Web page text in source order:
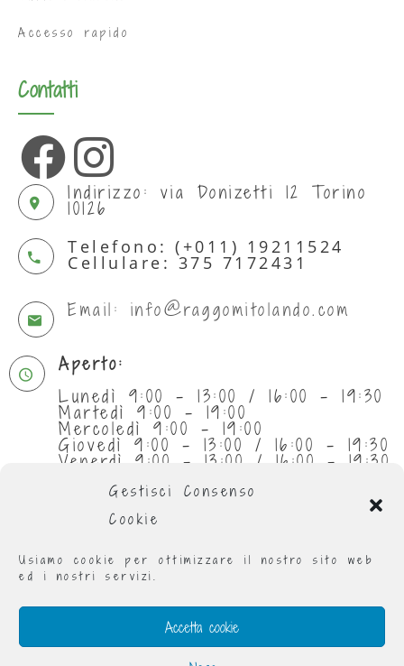
Gestisci Consenso
Cookie
Usiamo cookie per ottimizzare il nostro sito web
ed i nostri servizi.
Accetta cookie
Accesso rapido
Contatti
Indirizzo: via Donizetti 12 Torino
10126
Telefono: (+011) 19211524
Cellulare: 375 7172431
Email: info@raggomitolando.com
Aperto:
Lunedì 9:00 - 13:00 / 16:00 - 19:30
Martedì 9:00 - 19:00
Mercoledì 9:00 - 19:00
Giovedì 9:00 - 13:00 / 16:00 - 19:30
Venerdì 9:00 - 13:00 / 16:00 - 19:30